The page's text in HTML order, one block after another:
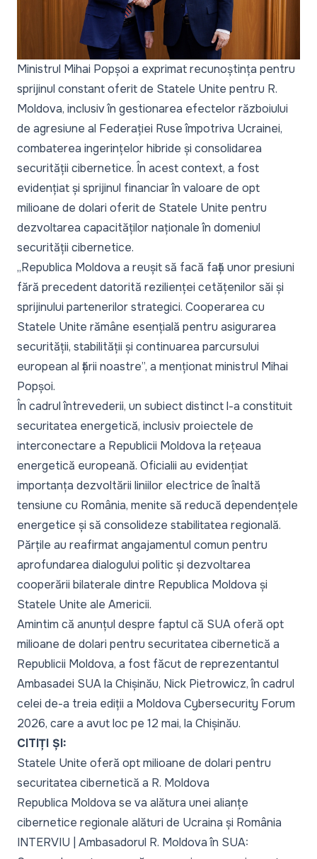
Ministrul Mihai Popșoi a exprimat recunoștința pentru
sprijinul constant oferit de Statele Unite pentru R.
Moldova, inclusiv în gestionarea efectelor războiului
de agresiune al Federației Ruse împotriva Ucrainei,
combaterea ingerințelor hibride și consolidarea
securității cibernetice. În acest context, a fost
evidențiat și sprijinul financiar în valoare de opt
milioane de dolari oferit de Statele Unite pentru
dezvoltarea capacităților naționale în domeniul
securității cibernetice.
„Republica Moldova a reușit să facă față unor presiuni
fără precedent datorită rezilienței cetățenilor săi și
sprijinului partenerilor strategici. Cooperarea cu
Statele Unite rămâne esențială pentru asigurarea
securității, stabilității și continuarea parcursului
european al țării noastre”, a menționat ministrul Mihai
Popșoi.
În cadrul întrevederii, un subiect distinct l-a constituit
securitatea energetică, inclusiv proiectele de
interconectare a Republicii Moldova la rețeaua
energetică europeană. Oficialii au evidențiat
importanța dezvoltării liniilor electrice de înaltă
tensiune cu România, menite să reducă dependențele
energetice și să consolideze stabilitatea regională.
Părțile au reafirmat angajamentul comun pentru
aprofundarea dialogului politic și dezvoltarea
cooperării bilaterale dintre Republica Moldova și
Statele Unite ale Americii.
Amintim că anunțul despre faptul că SUA oferă opt
milioane de dolari pentru securitatea cibernetică a
Republicii Moldova, a fost făcut de reprezentantul
Ambasadei SUA la Chișinău, Nick Pietrowicz, în cadrul
celei de-a treia ediții a Moldova Cybersecurity Forum
2026, care a avut loc pe 12 mai, la Chișinău.
CITIȚI ȘI:
Statele Unite oferă opt milioane de dolari pentru
securitatea cibernetică a R. Moldova
Republica Moldova se va alătura unei alianțe
cibernetice regionale alături de Ucraina și România
INTERVIU | Ambasadorul R. Moldova în SUA: